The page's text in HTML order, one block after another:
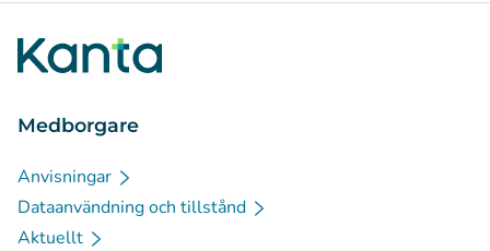
Medborgare
Anvisningar
Dataanvändning och tillstånd
Aktuellt